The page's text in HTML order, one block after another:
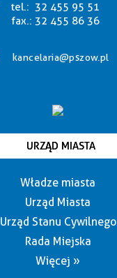
tel.: 32 455 95 51
fax.: 32 455 86 36
kancelaria@pszow.pl
URZĄD MIASTA
Władze miasta
Urząd Miasta
Urząd Stanu Cywilnego
Rada Miejska
Więcej »